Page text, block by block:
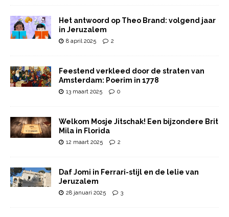
Het antwoord op Theo Brand: volgend jaar
in Jeruzalem
8 april 2025 2
Feestend verkleed door de straten van
Amsterdam: Poerim in 1778
13 maart 2025 0
Welkom Mosje Jitschak! Een bijzondere Brit
Mila in Florida
12 maart 2025 2
Daf Jomi in Ferrari-stijl en de lelie van
Jeruzalem
28 januari 2025 3